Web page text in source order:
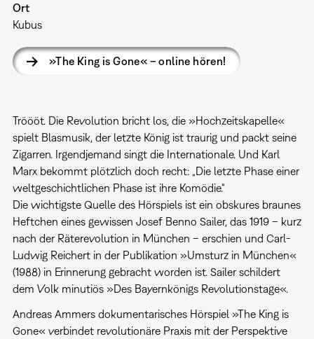
Ort
Kubus
»The King is Gone« – online hören!
Tröööt. Die Revolution bricht los, die »Hochzeitskapelle«
spielt Blasmusik, der letzte König ist traurig und packt seine
Zigarren. Irgendjemand singt die Internationale. Und Karl
Marx bekommt plötzlich doch recht: „Die letzte Phase einer
weltgeschichtlichen Phase ist ihre Komödie.“
Die wichtigste Quelle des Hörspiels ist ein obskures braunes
Heftchen eines gewissen Josef Benno Sailer, das 1919 – kurz
nach der Räterevolution in München – erschien und Carl-
Ludwig Reichert in der Publikation »Umsturz in München«
(1988) in Erinnerung gebracht worden ist. Sailer schildert
dem Volk minutiös »Des Bayernkönigs Revolutionstage«.
Andreas Ammers dokumentarisches Hörspiel »The King is
Gone« verbindet revolutionäre Praxis mit der Perspektive